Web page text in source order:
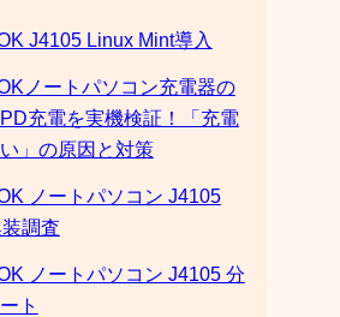
J4105 Linux Mint導入
ノートパソコン充電器の
充電を実機検証！「充電
」の原因と対策
ノートパソコン J4105
調査
ノートパソコン J4105 分
ト